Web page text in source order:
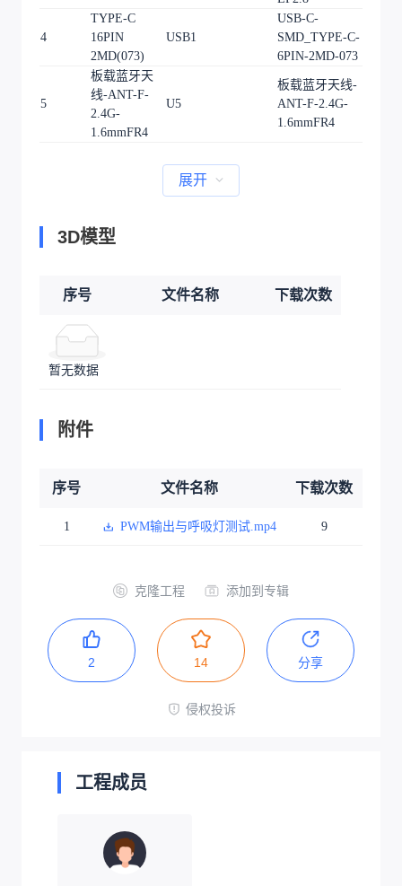
4
TYPE-C
16PIN
2MD(073)
USB1
USB-C-
SMD_TYPE-C-
6PIN-2MD-073
5
板载蓝牙天
线-ANT-F-
2.4G-
1.6mmFR4
U5
板载蓝牙天线-
ANT-F-2.4G-
1.6mmFR4
展开
3D模型
序号 文件名称 下载次数
暂无数据
附件
序号 文件名称 下载次数
1 PWM输出与呼吸灯测试.mp4 9
克隆工程 添加到专辑
2 14 分享
侵权投诉
工程成员